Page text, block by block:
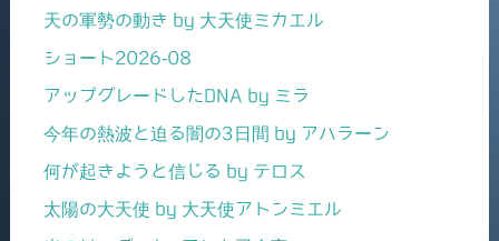
天の軍勢の動き by 大天使ミカエル
ショート2026-08
アップグレードしたDNA by ミラ
今年の熱波と迫る闇の3日間 by アハラーン
何が起きようと信じる by テロス
太陽の大天使 by 大天使アトンミエル